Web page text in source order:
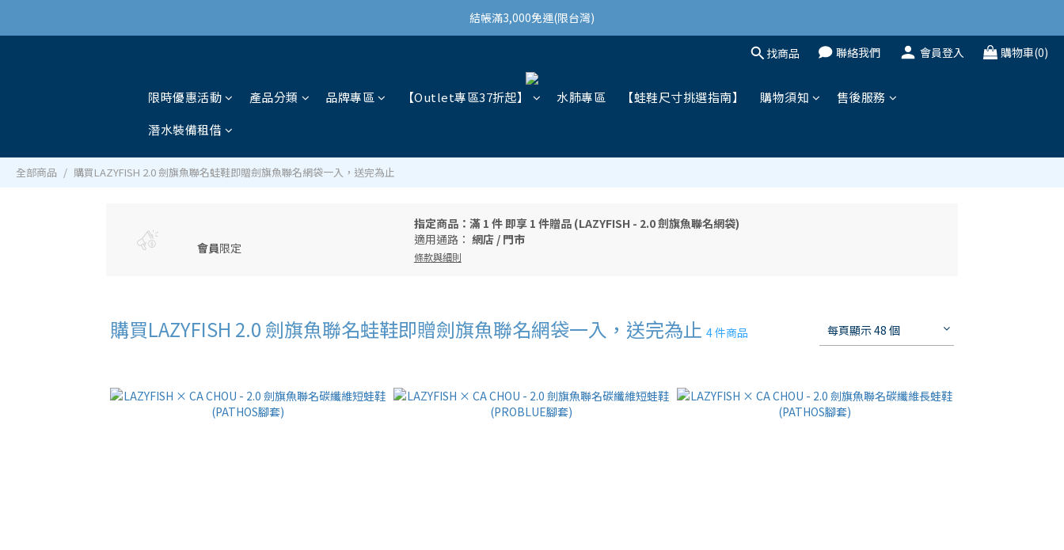
結帳滿3,000免運(限台灣)
結帳滿3,000免運(限台灣)
結帳滿3,000免運(限台灣)
找商品 聯絡我們 會員登入 購物車(0)
限時優惠活動 產品分類 品牌專區 【Outlet專區37折起】 水肺專區 【蛙鞋尺寸挑選指南】 購物須知
售後服務
潛水裝備租借
全部商品 購買LAZYFISH 2.0 劍旗魚聯名蛙鞋即贈劍旗魚聯名網袋一入，送完為止
會員限定
指定商品：滿 1 件 即享 1 件贈品 (LAZYFISH - 2.0 劍旗魚聯名網袋)
適用通路： 網店 / 門市
條款與細則
購買LAZYFISH 2.0 劍旗魚聯名蛙鞋即贈劍旗魚聯名網袋一入，送完為止4 件商品 每頁顯示 48 個